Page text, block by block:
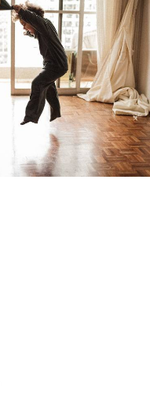
0